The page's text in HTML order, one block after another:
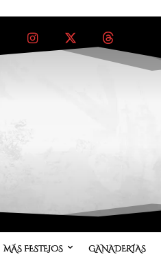
MÁS FESTEJOS GANADERÍAS